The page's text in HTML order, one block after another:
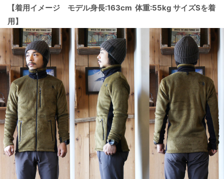
【着用イメージ モデル身長:163cm 体重:55kg サイズSを着
用】